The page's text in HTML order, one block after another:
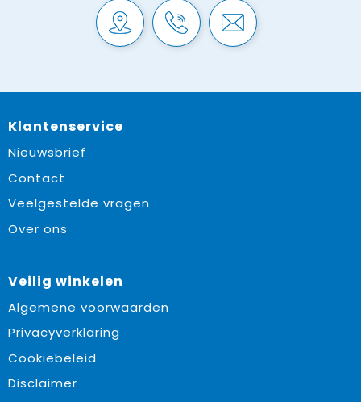
Klantenservice
Nieuwsbrief
Contact
Veelgestelde vragen
Over ons
Veilig winkelen
Algemene voorwaarden
Privacyverklaring
Cookiebeleid
Disclaimer